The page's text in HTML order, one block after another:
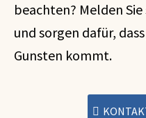
beachten? Melden
und sorgen dafür,
Gunsten kommt.